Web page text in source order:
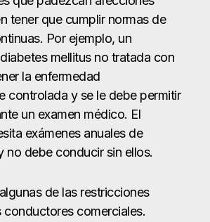
tener que cumplir normas de
Por ejemplo, un
mellitus no tratada con
la enfermedad
controlada y se le debe permitir
un examen médico. El
exámenes anuales de
no debe conducir sin ellos.
de las restricciones
conductores comerciales.